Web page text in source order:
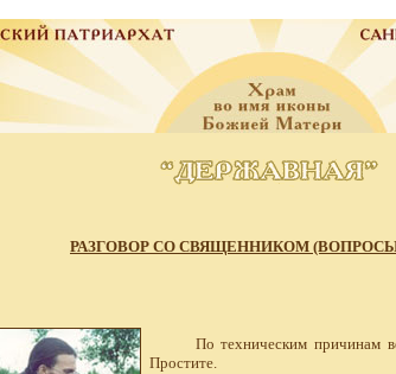
РАЗГОВОР СО СВЯЩЕННИКОМ
По техническим причинам
Простите.